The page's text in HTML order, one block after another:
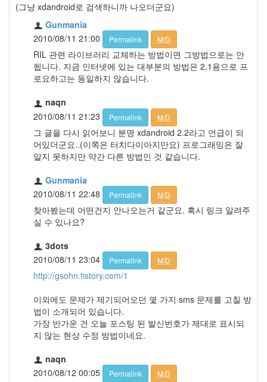
(그냥 xdandroid로 검색하니까 나오더군요)
Gunmania
2010/08/11 21:00
Permalink M/D
RIL 관련 라이브러리 교체하는 방법이면 그방법으로는 안
됩니다. 지금 인터넷에 있는 대부분의 방법은 2.1용으로 프
로요하고는 동일하지 않습니다.
naqn
2010/08/11 21:23
Permalink M/D
그 글을 다시 읽어보니 분명 xdandroid 2.2라고 언급이 되
어있더군요..(이쪽은 터치다이아지만요) 프로그래밍은 잘
알지 못하지만 약간 다른 방법인 것 같습니다.
Gunmania
2010/08/11 22:48
Permalink M/D
찾아봤는데 어떤건지 안나오는거 같군요. 혹시 링크 알려주
실 수 있나요?
3dots
2010/08/11 23:04
Permalink M/D
http://gsohn.tistory.com/1
이외에도 문제가 제기되어오던 몇 가지 sms 문제를 고칠 방
법이 소개되어 있습니다.
가장 반가운 건 오늘 포스팅 된 발신번호가 제대로 표시되
지 않는 현상 수정 방법이네요.
naqn
2010/08/12 00:05
Permalink M/D